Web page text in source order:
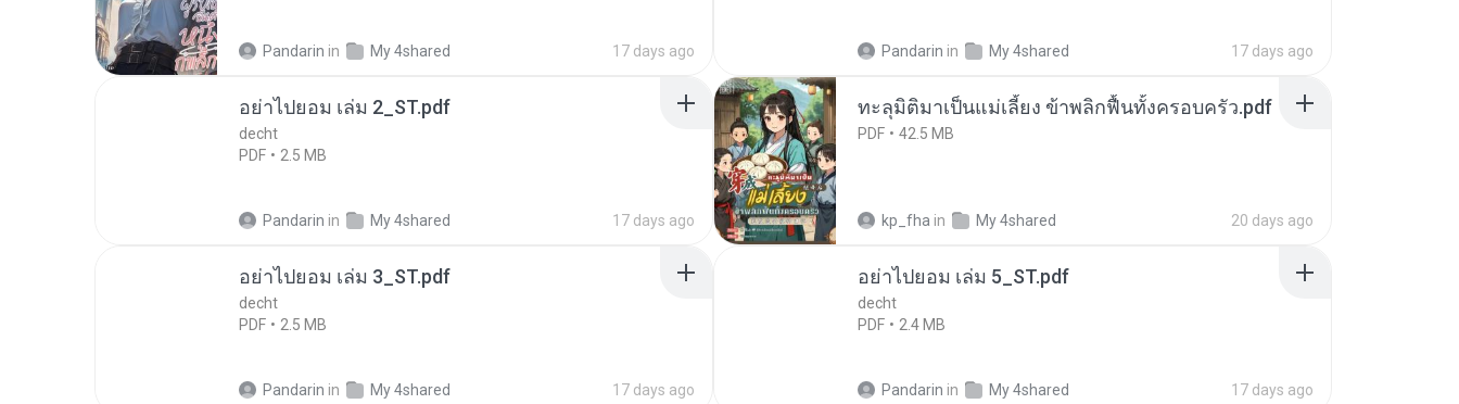
Pandarin in My 4shared 17 days ago Pandarin in My 4shared 17 days ago
อย่าไปยอม เล่ม 2_ST.pdf
decht
PDF
2.5 MB
Pandarin in My 4shared 17 days ago
ทะลุมิติมาเป็นแม่เลี้ยง ข้าพลิกฟื้นทั้งครอบครัว.pdf
PDF 42.5 MB
kp_fha in My 4shared 20 days ago
อย่าไปยอม เล่ม 3_ST.pdf
decht
PDF
2.5 MB
Pandarin in My 4shared 17 days ago
อย่าไปยอม เล่ม 5_ST.pdf
decht
PDF
2.4 MB
Pandarin in My 4shared 17 days ago